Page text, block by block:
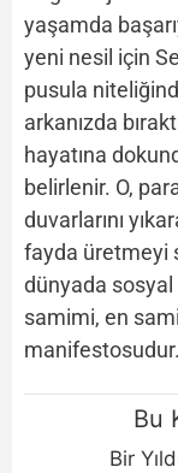
yaşamda
yeni nesil için
pusula
arkanızda
hayatına
belirlenir. O,
duvarlarını
fayda üretmeyi
dünyada sosyal
samimi, en
manifestosudur.
Bu
Bir